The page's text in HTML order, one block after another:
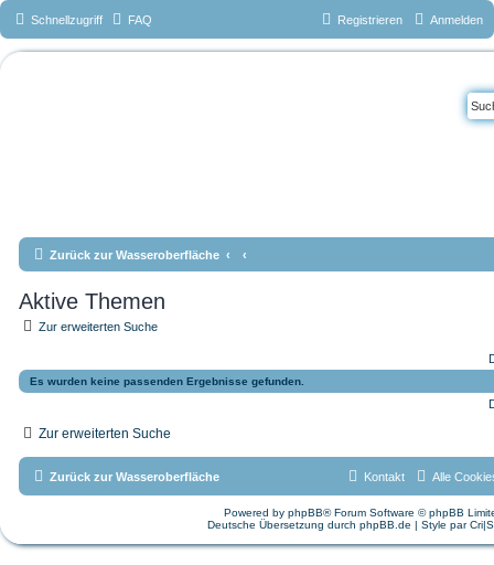
Schnellzugriff FAQ Anmelden
Registrieren
Zurück zur Wasseroberfläche
Aktive Themen
Zur erweiterten Suche
Es wurden keine passenden Ergebnisse gefunden.
Zur erweiterten Suche
Zurück zur Wasseroberfläche Alle
Kontakt
Powered by phpBB® Forum Software © phpBB
Deutsche Übersetzung durch phpBB.de | Style par